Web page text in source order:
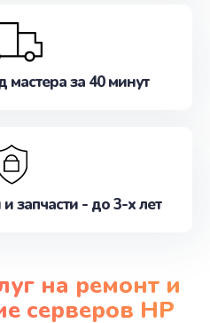
за 40 минут
запчасти - до 3-х лет
на ремонт и
серверов HP